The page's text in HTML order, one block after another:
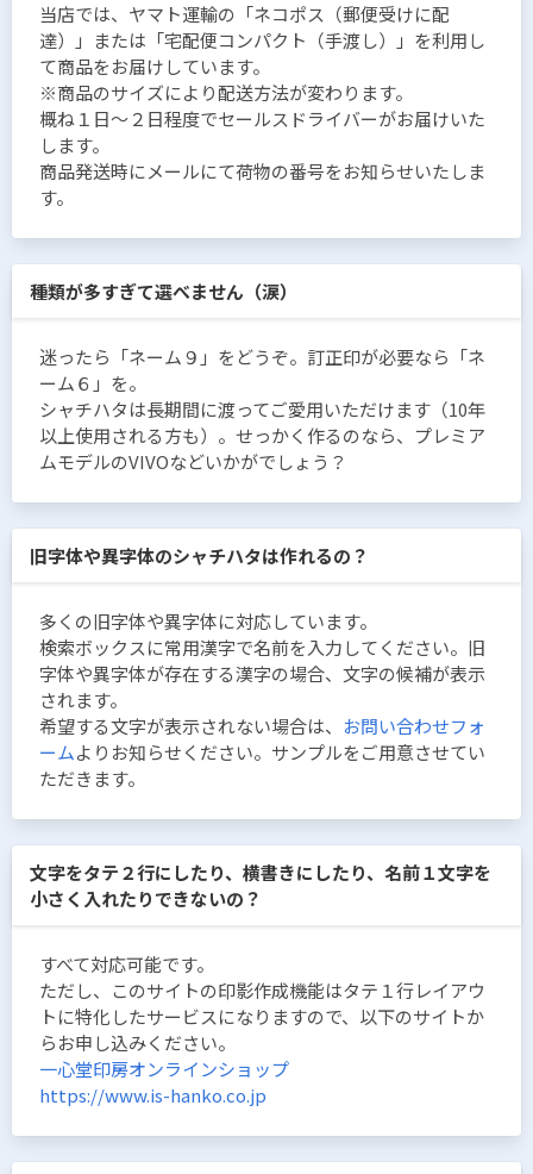
当店では、ヤマト運輸の「ネコポス（郵便受けに配
達）」または「宅配便コンパクト（手渡し）」を利用し
て商品をお届けしています。
※商品のサイズにより配送方法が変わります。
概ね１日〜２日程度でセールスドライバーがお届けいた
します。
商品発送時にメールにて荷物の番号をお知らせいたしま
す。
種類が多すぎて選べません（涙）
迷ったら「ネーム９」をどうぞ。訂正印が必要なら「ネ
ーム６」を。
シャチハタは長期間に渡ってご愛用いただけます（10年
以上使用される方も）。せっかく作るのなら、プレミア
ムモデルのVIVOなどいかがでしょう？
旧字体や異字体のシャチハタは作れるの？
多くの旧字体や異字体に対応しています。
検索ボックスに常用漢字で名前を入力してください。旧
字体や異字体が存在する漢字の場合、文字の候補が表示
されます。
希望する文字が表示されない場合は、 お問い合わせフォ
ームよりお知らせください。サンプルをご用意させてい
ただきます。
文字をタテ２行にしたり、横書きにしたり、名前１文字を
小さく入れたりできないの？
すべて対応可能です。
ただし、このサイトの印影作成機能はタテ１行レイアウ
トに特化したサービスになりますので、以下のサイトか
らお申し込みください。
一心堂印房オンラインショップ
https://www.is-hanko.co.jp